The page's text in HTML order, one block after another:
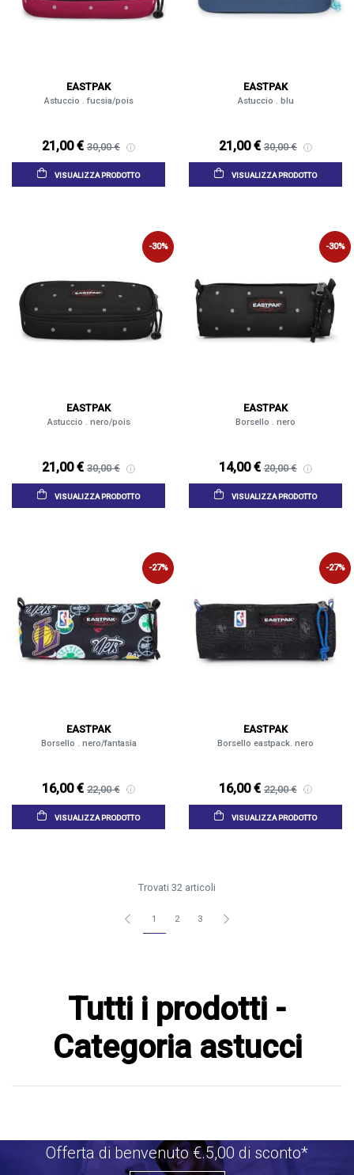
EASTPAK
Astuccio . fucsia/pois
21,00 € 30,00 €
VISUALIZZA PRODOTTO
EASTPAK
Astuccio . blu
21,00 € 30,00 €
VISUALIZZA PRODOTTO
-30%
EASTPAK
Astuccio . nero/pois
21,00 € 30,00 €
VISUALIZZA PRODOTTO
-30%
EASTPAK
Borsello . nero
14,00 € 20,00 €
VISUALIZZA PRODOTTO
-27%
EASTPAK
Borsello . nero/fantasia
16,00 € 22,00 €
VISUALIZZA PRODOTTO
-27%
EASTPAK
Borsello eastpack. nero
16,00 € 22,00 €
VISUALIZZA PRODOTTO
Trovati 32 articoli
1 2 3
Tutti i prodotti -
Categoria astucci
Offerta di benvenuto €.5,00 di sconto*